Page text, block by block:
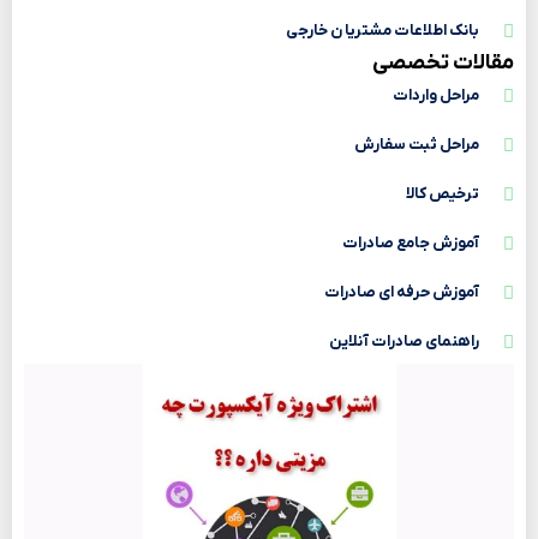
بانک اطلاعات مشتریا ن خارجی
مقالات تخصصی
مراحل واردات
مراحل ثبت سفارش
ترخیص کالا
آموزش جامع صادرات
آموزش حرفه ای صادرات
راهنمای صادرات آنلاین